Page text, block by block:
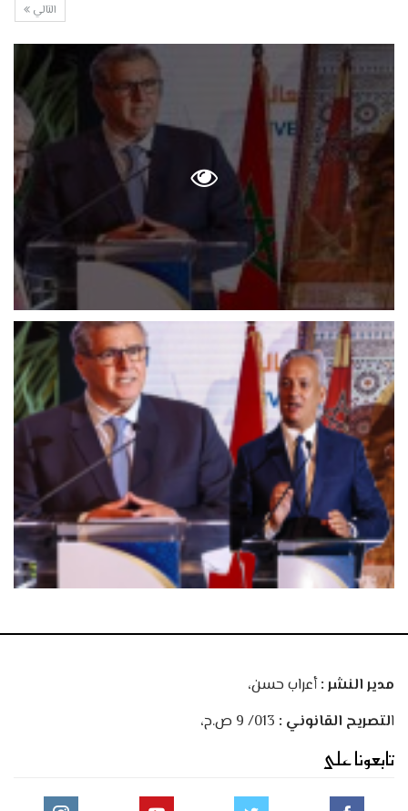
التالي
مدير النشر :أعراب حسن،
التصريح القانوني :
تابعونا على